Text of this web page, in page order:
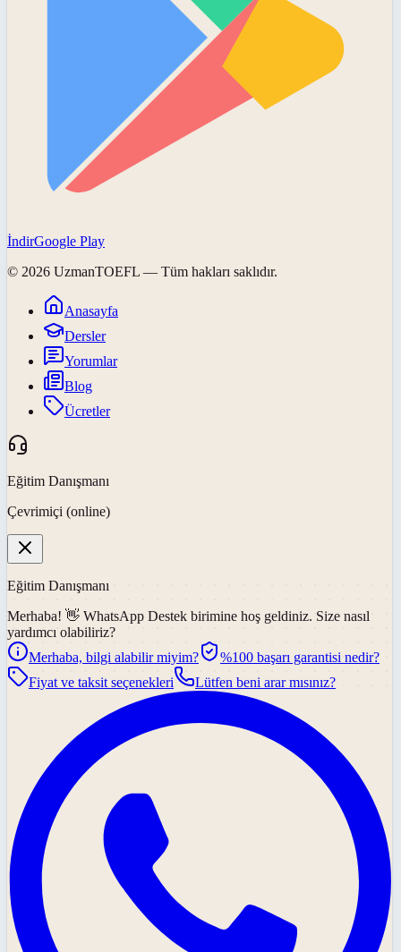
İndirGoogle Play
© 2026 UzmanTOEFL — Tüm hakları saklıdır.
Anasayfa
Dersler
Yorumlar
Blog
Ücretler
Eğitim Danışmanı
Çevrimiçi (online)
Eğitim Danışmanı
Merhaba! 👋 WhatsApp Destek birimine hoş geldiniz. Size nasıl
yardımcı olabiliriz?
Merhaba, bilgi alabilir miyim?
%100 başarı garantisi nedir?
Fiyat ve taksit seçenekleri
Lütfen beni arar mısınız?